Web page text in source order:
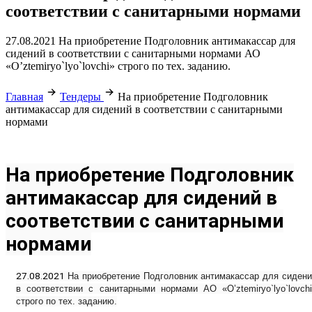
соответствии с санитарными нормами
27.08.2021 На приобретение Подголовник антимакассар для
сидений в соответствии с санитарными нормами АО
«O’ztemiryo`lyo`lovchi» строго по тех. заданию.
Главная Тендеры
На приобретение Подголовник
антимакассар для сидений в соответствии с санитарными
нормами
На приобретение Подголовник
антимакассар для сидений в
соответствии с санитарными
нормами
27.08.2021 На приобретение Подголовник антимакассар для
в соответствии с санитарными нормами АО
строго по тех. заданию.